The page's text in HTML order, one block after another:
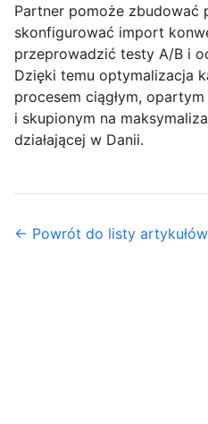
Partner pomoże zbudować
skonfigurować import
przeprowadzić testy A/B i
Dzięki temu optymalizacja
procesem ciągłym,
i skupionym na
działającej w Danii.
← Powrót do listy artykułów